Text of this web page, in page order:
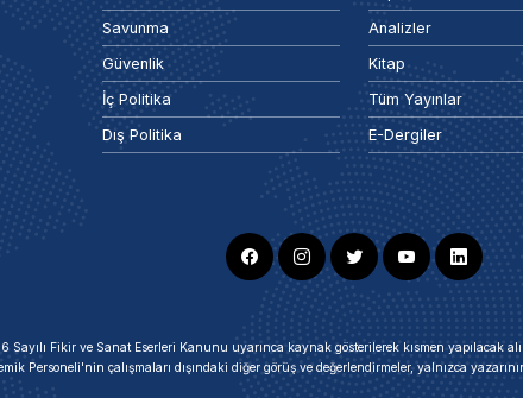
Savunma
Güvenlik
İç Politika
Dış Politika
Analizler
Kitap
Tüm Yayınlar
E-Dergiler
Fikir ve Sanat Eserleri Kanunu uyarınca kaynak gösterilerek kısmen yapılacak
Personeli'nin çalışmaları dışındaki diğer görüş ve değerlendirmeler, yalnızca